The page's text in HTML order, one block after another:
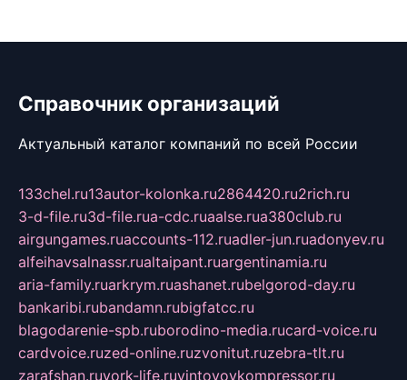
Справочник организаций
Актуальный каталог компаний по всей России
133chel.ru13autor-kolonka.ru2864420.ru2rich.ru
3-d-file.ru3d-file.rua-cdc.ruaalse.rua380club.ru
airgungames.ruaccounts-112.ruadler-jun.ruadonyev.ru
alfeihavsalnassr.rualtaipant.ruargentinamia.ru
aria-family.ruarkrym.ruashanet.rubelgorod-day.ru
bankaribi.rubandamn.rubigfatcc.ru
blagodarenie-spb.ruborodino-media.rucard-voice.ru
cardvoice.ruzed-online.ruzvonitut.ruzebra-tlt.ru
zarafshan.ruyork-life.ruvintovoykompressor.ru